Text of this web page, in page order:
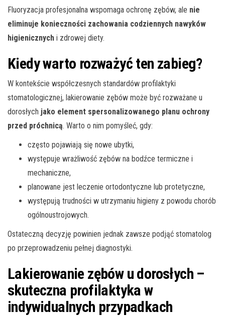
Fluoryzacja profesjonalna wspomaga ochronę zębów, ale nie
eliminuje konieczności zachowania codziennych nawyków
higienicznych i zdrowej diety.
Kiedy warto rozważyć ten zabieg?
W kontekście współczesnych standardów profilaktyki
stomatologicznej, lakierowanie zębów może być rozważane u
dorosłych jako element spersonalizowanego planu ochrony
przed próchnicą. Warto o nim pomyśleć, gdy:
często pojawiają się nowe ubytki,
występuje wrażliwość zębów na bodźce termiczne i
mechaniczne,
planowane jest leczenie ortodontyczne lub protetyczne,
występują trudności w utrzymaniu higieny z powodu chorób
ogólnoustrojowych.
Ostateczną decyzję powinien jednak zawsze podjąć stomatolog
po przeprowadzeniu pełnej diagnostyki.
Lakierowanie zębów u dorosłych –
skuteczna profilaktyka w
indywidualnych przypadkach